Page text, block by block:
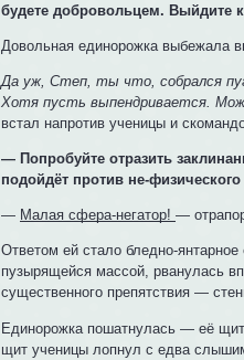
будете добровольцем. Выйдите
Довольная единорожка выбежала
Да уж, Степ, ты что, собрался
Хотя пусть выпендривается.
встал напротив ученицы и
— Попробуйте отразить
подойдёт против не-
— Малая сфера-негатор!—
Ответом ей стало бледно-
пузырящейся массой, рванулась
существенного препятствия —
Единорожка пошатнулась — её
щит ученицы лопнул с едва